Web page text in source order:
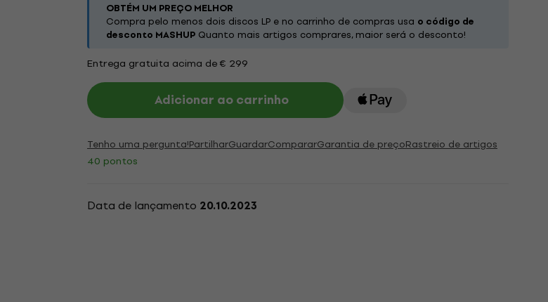
OBTÉM UM PREÇO MELHOR
Compra pelo menos dois discos LP e no carrinho de compras usa o código de
desconto MASHUP Quanto mais artigos comprares, maior será o desconto!
Entrega gratuita acima de € 299
Adicionar ao carrinho
Tenho uma pergunta!PartilharGuardarCompararGarantia de preçoRastreio de artigos
40 pontos
Data de lançamento 20.10.2023